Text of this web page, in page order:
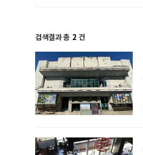
검색결과 총 2 건